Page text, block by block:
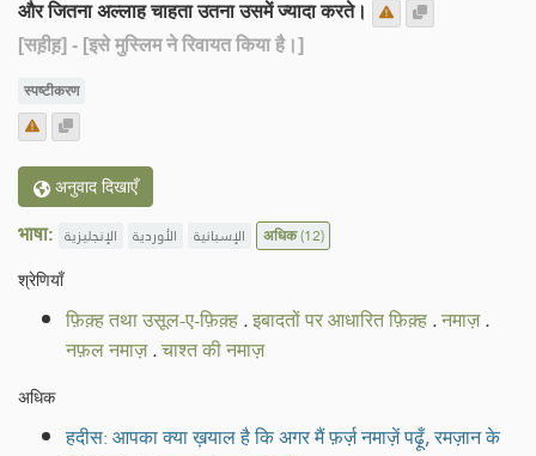
और जितना अल्लाह चाहता उतना उसमें ज्यादा करते।
[सह़ीह़] - [इसे मुस्लिम ने रिवायत किया है।]
स्पष्टीकरण
अनुवाद दिखाएँ
भाषा: الإنجليزية الأوردية الإسبانية अधिक(12)
श्रेणियाँ
फ़िक़्ह तथा उसूल-ए-फ़िक़्ह.इबादतों पर आधारित फ़िक़्ह.नमाज़.
नफ़ल नमाज़.चाश्त की नमाज़
अधिक
हदीस: आपका क्या ख़याल है कि अगर मैं फ़र्ज़ नमाज़ें पढ़ूँ, रमज़ान के